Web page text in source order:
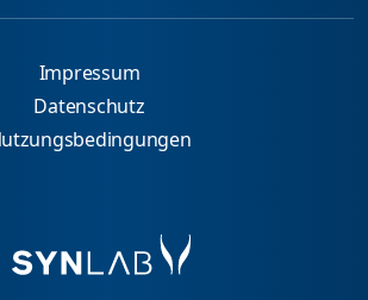
Impressum
Datenschutz